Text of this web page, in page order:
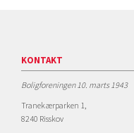
KONTAKT
Boligforeningen 10. marts 1943
Tranekærparken 1,
8240 Risskov